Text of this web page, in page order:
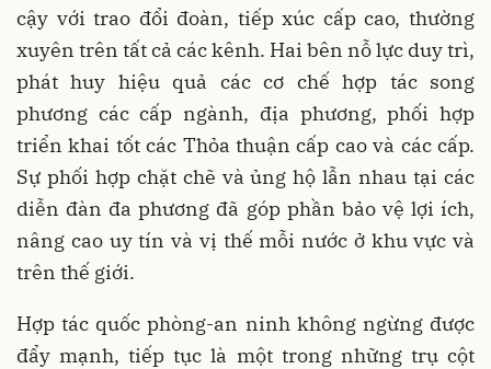
cậy với trao đổi đoàn, tiếp xúc cấp cao, thường
xuyên trên tất cả các kênh. Hai bên nỗ lực duy trì,
phát huy hiệu quả các cơ chế hợp tác song
phương các cấp ngành, địa phương, phối hợp
triển khai tốt các Thỏa thuận cấp cao và các cấp.
Sự phối hợp chặt chẽ và ủng hộ lẫn nhau tại các
diễn đàn đa phương đã góp phần bảo vệ lợi ích,
nâng cao uy tín và vị thế mỗi nước ở khu vực và
trên thế giới.
Hợp tác quốc phòng-an ninh không ngừng được
đẩy mạnh, tiếp tục là một trong những trụ cột